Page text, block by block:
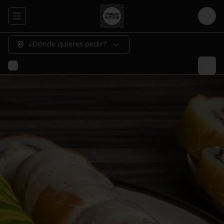
Abrir menu de navegación
¿Dónde quieres pedir?